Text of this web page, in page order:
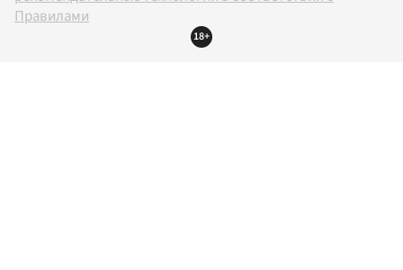
Правилами
18+